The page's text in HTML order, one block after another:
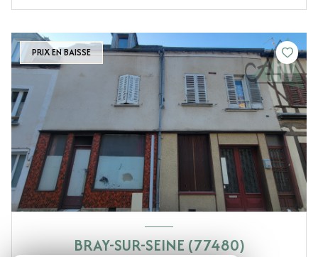
PRIX EN BAISSE
BRAY-SUR-SEINE (77480)